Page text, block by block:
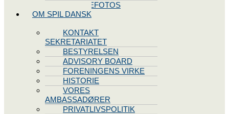
PRESSEFOTOS
OM SPIL DANSK
KONTAKT
SEKRETARIATET
BESTYRELSEN
ADVISORY BOARD
FORENINGENS VIRKE
HISTORIE
VORES
AMBASSADØRER
PRIVATLIVSPOLITIK